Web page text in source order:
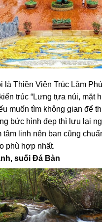
là Thiền Viện Trúc Lâm
trúc “Lưng tựa núi, mặt
muốn tìm không gian để
bức hình đẹp thì lưu lại
tâm linh nên bạn cũng
phù hợp nhất.
suối Đá Bàn